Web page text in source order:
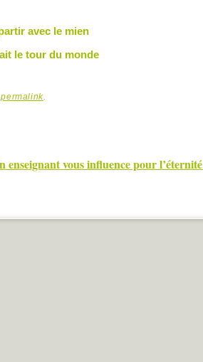
avec le mien
le tour du monde
permalink.
enseignant vous influence pour l’éternité